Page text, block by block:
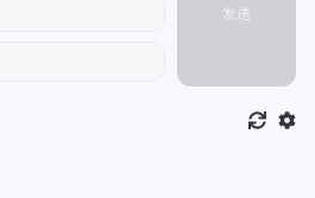
发送